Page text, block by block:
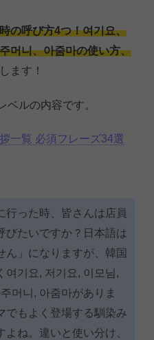
の呼び方4つ！여기요、
머니、아줌마の使い方、
ます！
ベルの内容です。
一覧 必須フレーズ34選
行った時、皆さんは店員
びたいですか？日本語は
ん」になりますが、韓国
여기요, 저기요, 이모님,
머니, 아줌마がありま
でもよく登場する馴染み
よね。違いと使い分け、